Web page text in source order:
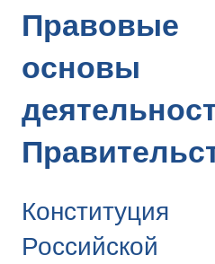
Правовые
основы
Конституция
Российской